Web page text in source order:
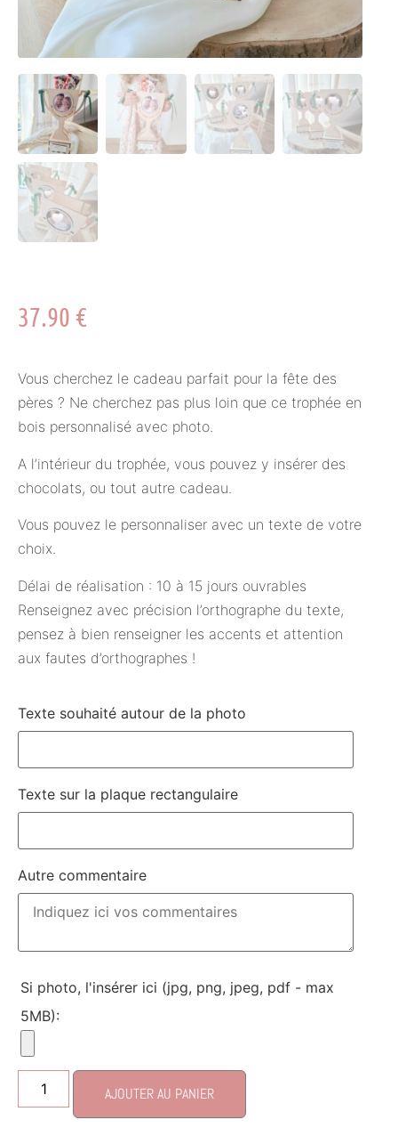
37.90 €
Vous cherchez le cadeau parfait pour la fête des
pères ? Ne cherchez pas plus loin que ce trophée en
bois personnalisé avec photo.
A l’intérieur du trophée, vous pouvez y insérer des
chocolats, ou tout autre cadeau.
Vous pouvez le personnaliser avec un texte de votre
choix.
Délai de réalisation : 10 à 15 jours ouvrables
Renseignez avec précision l’orthographe du texte,
pensez à bien renseigner les accents et attention
aux fautes d’orthographes !
Texte souhaité autour de la photo
Texte sur la plaque rectangulaire
Autre commentaire
Si photo, l'insérer ici (jpg, png, jpeg, pdf - max
5MB):
AJOUTER AU PANIER